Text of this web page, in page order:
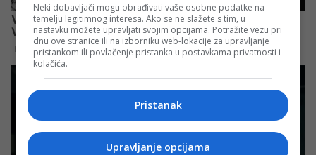
Neki dobavljači mogu obrađivati vaše osobne podatke na
temelju legitimnog interesa. Ako se ne slažete s tim, u
nastavku možete upravljati svojim opcijama. Potražite vezu pri
dnu ove stranice ili na izborniku web-lokacije za upravljanje
pristankom ili povlačenje pristanka u postavkama privatnosti i
kolačića.
Pristanak
Upravljanje opcijama